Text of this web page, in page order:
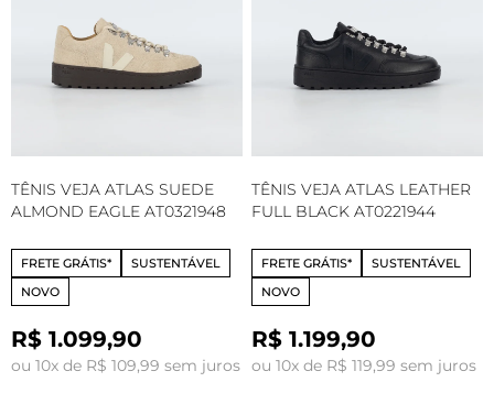
TÊNIS VEJA ATLAS SUEDE
ALMOND EAGLE AT0321948
FRETE GRÁTIS*
SUSTENTÁVEL
NOVO
R$ 1.099,90
ou 10x de R$ 109,99 sem juros
TÊNIS VEJA ATLAS LEATHER
FULL BLACK AT0221944
FRETE GRÁTIS*
SUSTENTÁVEL
NOVO
R$ 1.199,90
ou 10x de R$ 119,99 sem juros